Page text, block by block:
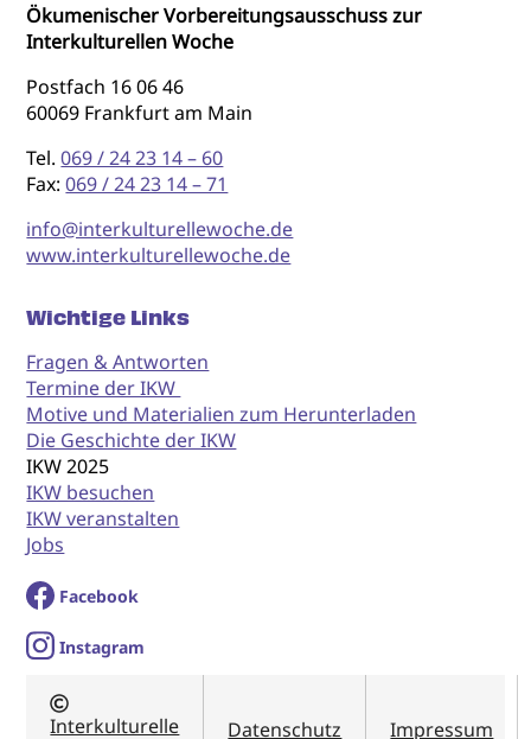
Ökumenischer Vorbereitungsausschuss zur
Interkulturellen Woche
Postfach 16 06 46
60069 Frankfurt am Main
Tel.069 / 24 23 14 – 60
Fax:069 / 24 23 14 – 71
info@interkulturellewoche.de
www.interkulturellewoche.de
Wichtige Links
Fragen & Antworten
Termine der IKW
Motive und Materialien zum Herunterladen
Die Geschichte der IKW
IKW 2025
IKW besuchen
IKW veranstalten
Jobs
Facebook
Instagram
Interkulturelle Datenschutz Impressum